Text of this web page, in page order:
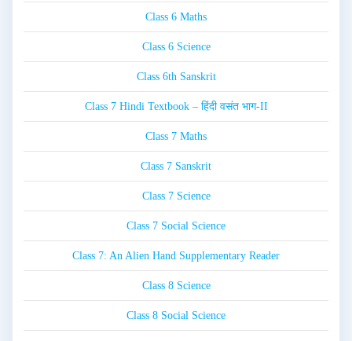
Class 6 Maths
Class 6 Science
Class 6th Sanskrit
Class 7 Hindi Textbook – हिंदी वसंत भाग-II
Class 7 Maths
Class 7 Sanskrit
Class 7 Science
Class 7 Social Science
Class 7: An Alien Hand Supplementary Reader
Class 8 Science
Class 8 Social Science